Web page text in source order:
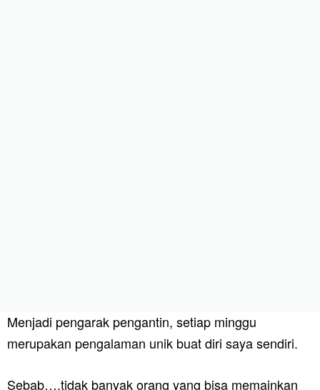
Menjadi pengarak pengantin, setiap minggu
merupakan pengalaman unik buat diri saya sendiri.
Sebab….tidak banyak orang yang bisa memainkan